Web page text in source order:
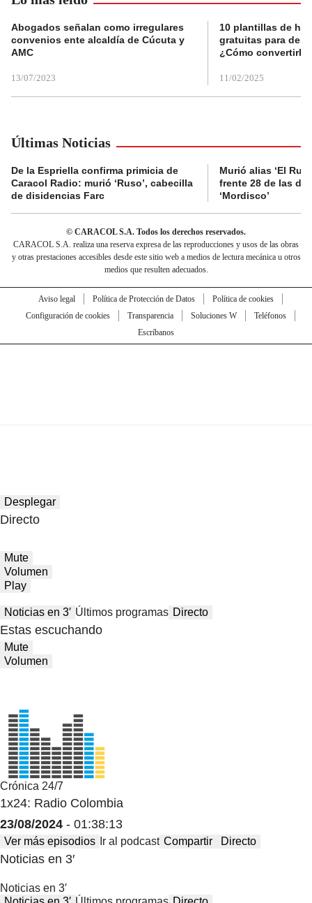
Abogados señalan como irregulares
convenios ente alcaldía de Cúcuta y
AMC
13/07/2023
10 plantillas de
gratuitas para
¿Cómo convertirla
11/02/2025
Últimas Noticias
De la Espriella confirma primicia de
Caracol Radio: murió ‘Ruso’, cabecilla
de disidencias Farc
Murió alias ‘El
frente 28 de las
‘Mordisco’
© CARACOL S.A. Todos los derechos reservados.
CARACOL S.A. realiza una reserva expresa de las reproducciones y usos de las obras
y otras prestaciones accesibles desde este sitio web a medios de lectura mecánica u otros
medios que resulten adecuados.
Aviso legal Política de Protección de Datos
Política de cookies
Configuración de cookies
Transparencia Soluciones W
Teléfonos
Escríbanos
Desplegar
Directo
Mute
Volumen
Play
Noticias en 3′ Últimos programas Directo
Estas escuchando
Mute
Volumen
Crónica 24/7
1x24: Radio Colombia
23/08/2024 - 01:38:13
Ver más episodios Ir al podcast Compartir Directo
Noticias en 3′
Noticias en 3′